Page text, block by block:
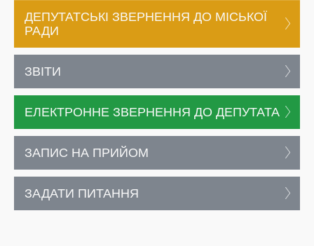
ДЕПУТАТСЬКІ ЗВЕРНЕННЯ ДО МІСЬКОЇ
РАДИ
ЗВІТИ
ЕЛЕКТРОННЕ ЗВЕРНЕННЯ ДО ДЕПУТАТА
ЗАПИС НА ПРИЙОМ
ЗАДАТИ ПИТАННЯ